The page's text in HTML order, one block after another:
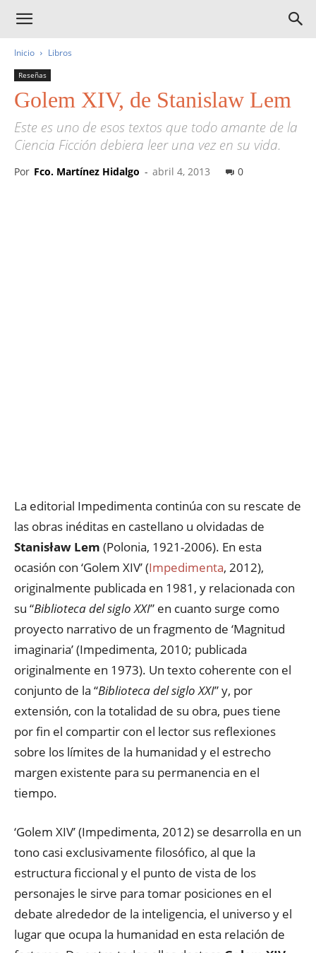
Inicio Libros
Reseñas
Golem XIV, de Stanislaw Lem
Este es uno de esos textos que todo amante de la
Ciencia Ficción debiera leer una vez en su vida.
Por Fco. Martínez Hidalgo - abril 4, 2013 0
La editorial Impedimenta continúa con su rescate de
las obras inéditas en castellano u olvidadas de
Stanisław Lem (Polonia, 1921-2006). En esta
ocasión con ‘Golem XIV’ (Impedimenta, 2012),
originalmente publicada en 1981, y relacionada con
su “Biblioteca del siglo XXI” en cuanto surge como
proyecto narrativo de un fragmento de ‘Magnitud
imaginaria’ (Impedimenta, 2010; publicada
originalmente en 1973). Un texto coherente con el
conjunto de la “Biblioteca del siglo XXI” y, por
extensión, con la totalidad de su obra, pues tiene
por fin el compartir con el lector sus reflexiones
sobre los límites de la humanidad y el estrecho
margen existente para su permanencia en el
tiempo.
‘Golem XIV’ (Impedimenta, 2012) se desarrolla en un
tono casi exclusivamente filosófico, al que la
estructura ficcional y el punto de vista de los
personajes le sirve para tomar posiciones en el
debate alrededor de la inteligencia, el universo y el
lugar que ocupa la humanidad en esta relación de